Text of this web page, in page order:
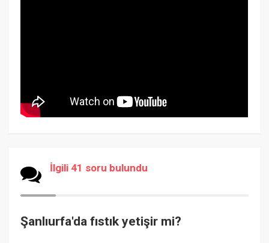
İlgili 41 soru bulundu
Şanlıurfa'da fıstık yetişir mi?